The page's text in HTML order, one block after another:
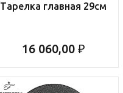
Тарелка главная 29см
16 060,00 ₽